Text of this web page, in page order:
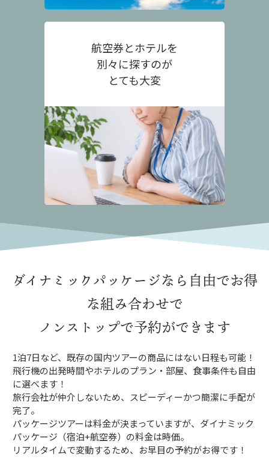
航空券とホテルを
別々に探すのが
とても大変
ダイナミックパッケージなら 自由でお得
な組み合わせで
ノンストップで予約ができます
1泊7日など、既存の国内ツアーの商品にはない日程も可能！
飛行機の出発時間やホテルのプラン・部屋、食事条件も自由
に選べます！
旅行会社が仲介しないため、スピーディーかつ簡潔に手配が
完了。
パッケージツアーは料金が決まっていますが、ダイナミック
パッケージ（宿泊+航空券）の料金は時価。
リアルタイムで変動するため、お早目の予約がお得です！